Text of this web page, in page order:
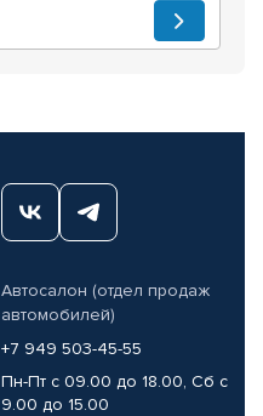
Автосалон (отдел продаж
автомобилей)
+7 949 503-45-55
Пн-Пт с 09.00 до 18.00, Сб с
9.00 до 15.00